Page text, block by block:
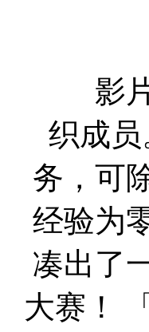
影片
织成
务，可
经验为
凑出了
大赛！